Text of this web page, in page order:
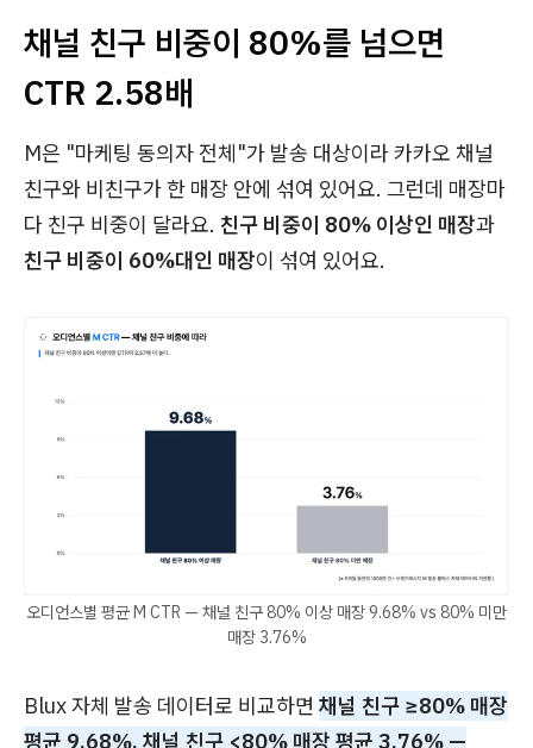
채널 친구 비중이 80%를 넘으면
CTR 2.58배
M은 "마케팅 동의자 전체"가 발송 대상이라 카카오 채널
친구와 비친구가 한 매장 안에 섞여 있어요. 그런데 매장마
다 친구 비중이 달라요. 친구 비중이 80% 이상인 매장과
친구 비중이 60%대인 매장이 섞여 있어요.
오디언스별 평균 M CTR — 채널 친구 80% 이상 매장 9.68% vs 80% 미만
매장 3.76%
Blux 자체 발송 데이터로 비교하면 채널 친구 ≥80% 매장
평균 9.68%, 채널 친구 <80% 매장 평균 3.76% —